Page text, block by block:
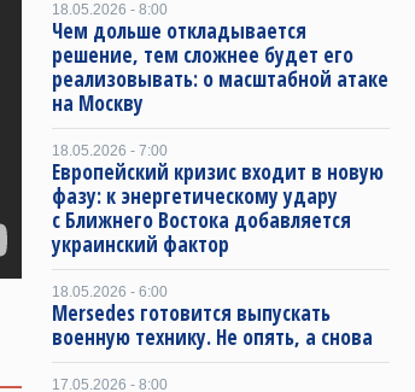
18.05.2026 - 8:00
Чем дольше откладывается
решение, тем сложнее будет его
реализовывать: о масштабной атаке
на Москву
18.05.2026 - 7:00
Европейский кризис входит в новую
фазу: к энергетическому удару
с Ближнего Востока добавляется
украинский фактор
18.05.2026 - 6:00
Mersedes готовится выпускать
военную технику. Не опять, а снова
17.05.2026 - 8:00